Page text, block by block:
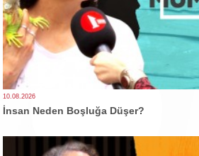
10.08.2026
İnsan Neden Boşluğa Düşer?